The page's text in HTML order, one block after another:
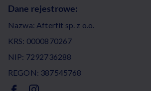
Dane rejestrowe:
Nazwa: Afterfit sp. z o.o.
KRS: 0000870267
NIP: 7292736288
REGON: 387545768